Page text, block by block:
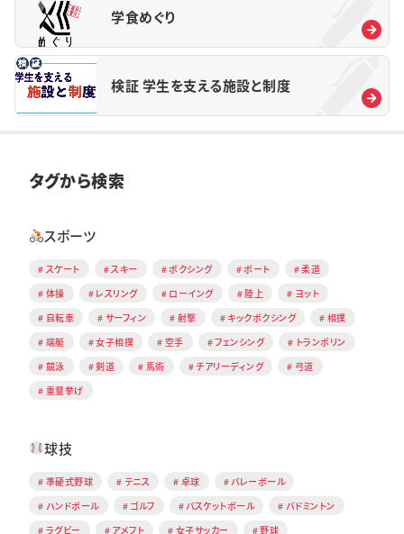
学食めぐり
検証 学生を支える施設と制度
タグから検索
スポーツ
スケート スキー ボクシング ボート
柔道
体操
レスリング ローイング 陸上
ヨット
自転車
サーフィン 射撃 キックボクシング
相撲
端艇
女子相撲 空手 フェンシング
トランポリン
競泳
剣道 馬術 チアリーディング
弓道
重量挙げ
球技
準硬式野球 テニス 卓球
バレーボール
ハンドボール
ゴルフ バスケットボール
バドミントン
ラグビー
アメフト 女子サッカー
野球